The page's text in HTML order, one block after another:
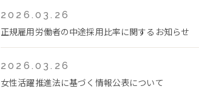
2026.03.26
正規雇用労働者の中途採用比率に関するお知らせ
2026.03.26
女性活躍推進法に基づく情報公表について